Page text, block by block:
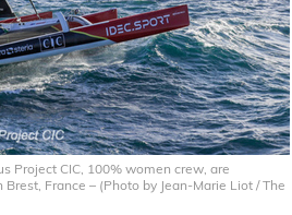
Project CIC, 100% women crew, are
France – (Photo by Jean-Marie Liot / The